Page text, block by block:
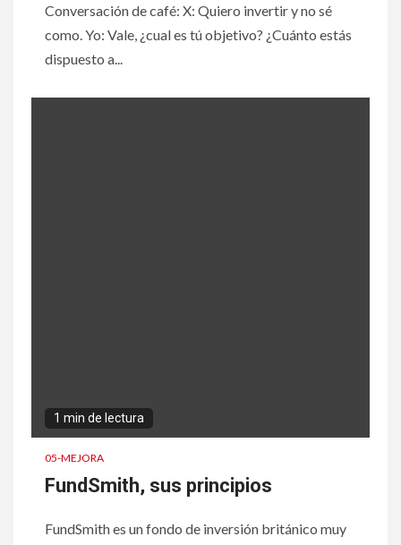
Conversación de café: X: Quiero invertir y no sé
como. Yo: Vale, ¿cual es tú objetivo? ¿Cuánto estás
dispuesto a...
1 min de lectura
05-MEJORA
FundSmith, sus principios
FundSmith es un fondo de inversión británico muy